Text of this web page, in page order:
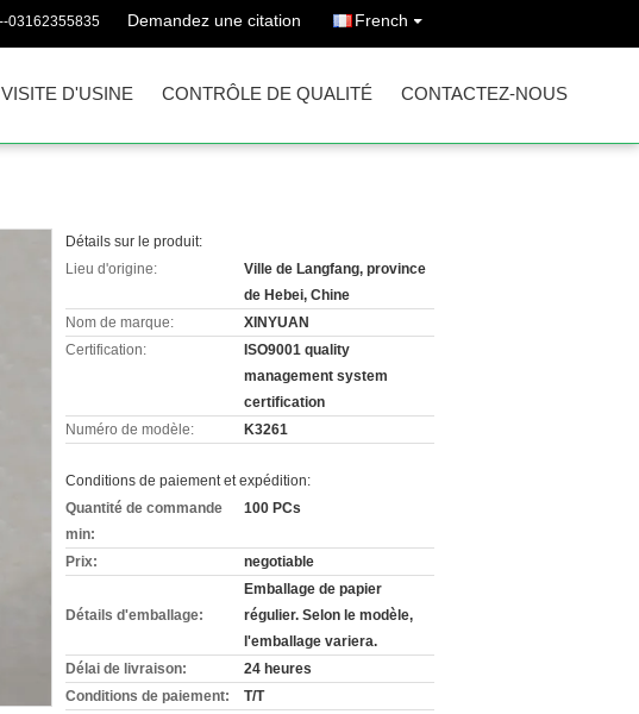
03162355835 Demandez une citation French
VISITE D'USINE CONTRÔLE DE QUALITÉ CONTACTEZ-NOUS
Détails sur le produit:
Lieu d'origine:
Ville de Langfang, province
de Hebei, Chine
Nom de marque:
XINYUAN
Certification:
ISO9001 quality
management system
certification
Numéro de modèle:
K3261
Conditions de paiement et expédition:
Quantité de commande
min:
100 PCs
Prix: negotiable
Détails d'emballage:
Emballage de papier
régulier. Selon le modèle,
l'emballage variera.
Délai de livraison:
24 heures
Conditions de paiement:
T/T